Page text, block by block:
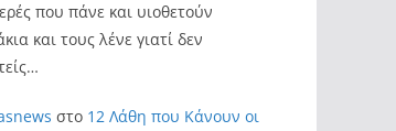
που πάνε και υιοθετούν
και τους λένε γιατί δεν
στο 12 Λάθη που Κάνουν οι